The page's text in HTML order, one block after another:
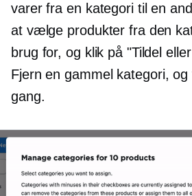
varer fra en kategori til en
at vælge produkter fra den
brug for, og klik på "Tildel
Fjern en gammel kategori,
gang.